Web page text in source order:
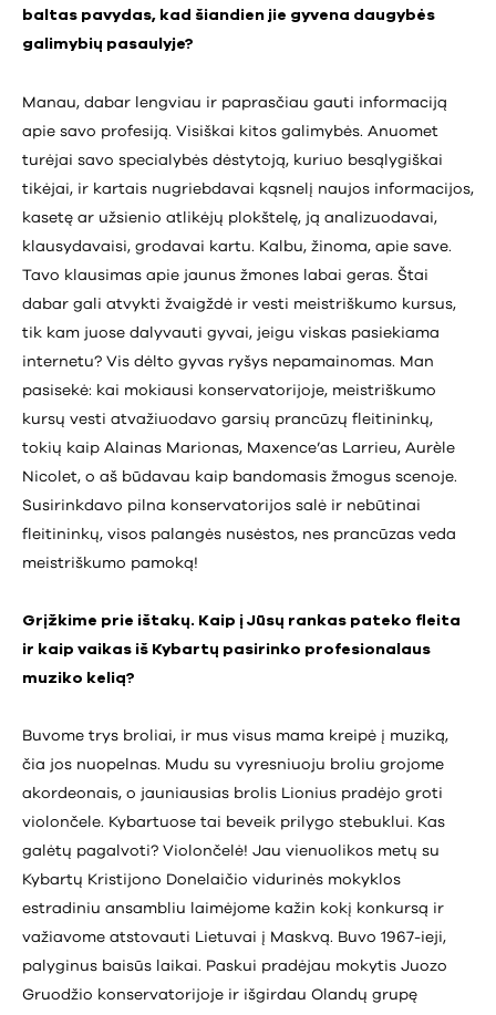
baltas pavydas, kad šiandien jie gyvena daugybės
galimybių pasaulyje?
Manau, dabar lengviau ir paprasčiau gauti informaciją
apie savo profesiją. Visiškai kitos galimybės. Anuomet
turėjai savo specialybės dėstytoją, kuriuo besąlygiškai
tikėjai, ir kartais nugriebdavai kąsnelį naujos informacijos,
kasetę ar užsienio atlikėjų plokštelę, ją analizuodavai,
klausydavaisi, grodavai kartu. Kalbu, žinoma, apie save.
Tavo klausimas apie jaunus žmones labai geras. Štai
dabar gali atvykti žvaigždė ir vesti meistriškumo kursus,
tik kam juose dalyvauti gyvai, jeigu viskas pasiekiama
internetu? Vis dėlto gyvas ryšys nepamainomas. Man
pasisekė: kai mokiausi konservatorijoje, meistriškumo
kursų vesti atvažiuodavo garsių prancūzų fleitininkų,
tokių kaip Alainas Marionas, Maxence’as Larrieu, Aurèle
Nicolet, o aš būdavau kaip bandomasis žmogus scenoje.
Susirinkdavo pilna konservatorijos salė ir nebūtinai
fleitininkų, visos palangės nusėstos, nes prancūzas veda
meistriškumo pamoką!
Grįžkime prie ištakų. Kaip į Jūsų rankas pateko fleita
ir kaip vaikas iš Kybartų pasirinko profesionalaus
muziko kelią?
Buvome trys broliai, ir mus visus mama kreipė į muziką,
čia jos nuopelnas. Mudu su vyresniuoju broliu grojome
akordeonais, o jauniausias brolis Lionius pradėjo groti
violončele. Kybartuose tai beveik prilygo stebuklui. Kas
galėtų pagalvoti? Violončelė! Jau vienuolikos metų su
Kybartų Kristijono Donelaičio vidurinės mokyklos
estradiniu ansambliu laimėjome kažin kokį konkursą ir
važiavome atstovauti Lietuvai į Maskvą. Buvo 1967-ieji,
palyginus baisūs laikai. Paskui pradėjau mokytis Juozo
Gruodžio konservatorijoje ir išgirdau Olandų grupę